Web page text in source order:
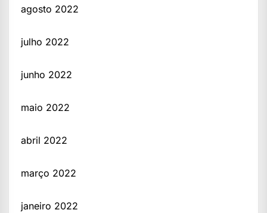
agosto 2022
julho 2022
junho 2022
maio 2022
abril 2022
março 2022
janeiro 2022